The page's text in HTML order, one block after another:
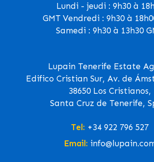
Lundi - jeudi : 9h30 à
GMT Vendredi : 9h30 à
Samedi : 9h30 à 13h30
Lupain Tenerife Estate
Edifico Cristian Sur, Av. de
38650 Los Cristianos,
Santa Cruz de Tenerife,
Tel: +34 922 796 527
Email: